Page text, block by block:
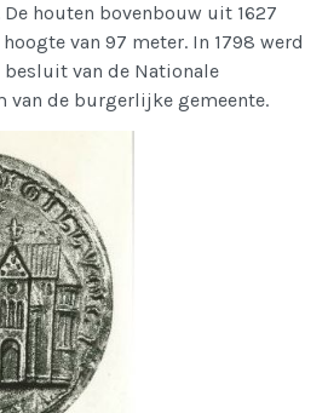
houten bovenbouw uit 1627
van 97 meter. In 1798 werd
besluit van de Nationale
van de burgerlijke gemeente.